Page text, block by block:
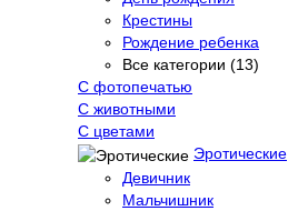
Крестины
Рождение ребенка
Все категории (13)
С фотопечатью
C животными
С цветами
Эротические
Девичник
Мальчишник